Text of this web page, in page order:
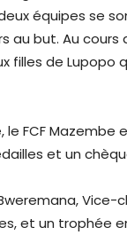
équipes se
au but. Au cours
filles de Lupopo
le FCF Mazembe
et un
Vice-
et un trophée